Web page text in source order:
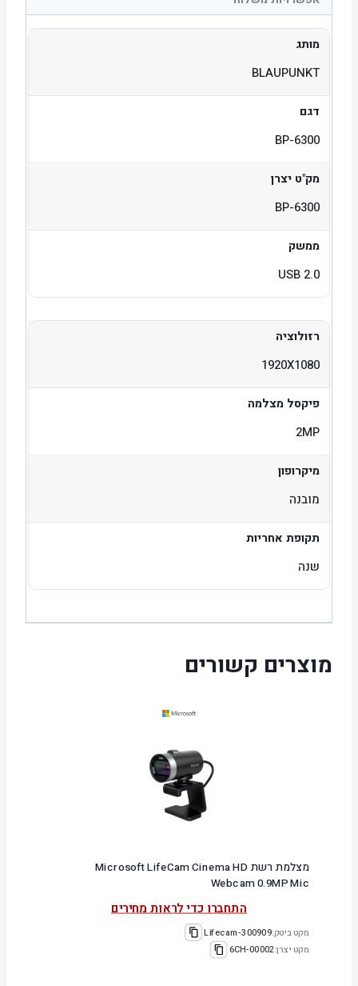
מותג
BLAUPUNKT
דגם
BP-6300
מק"ט יצרן
BP-6300
ממשק
USB 2.0
רזולוציה
1920X1080
פיקסל מצלמה
2MP
מיקרופון
מובנה
תקופת אחריות
שנה
מוצרים קשורים
מצלמת רשת Microsoft LifeCam Cinema HD
Webcam 0.9MP Mic
התחברו כדי לראות מחירים
מקט ביטק:300909-Lifecam
מקט יצרן:6CH-00002